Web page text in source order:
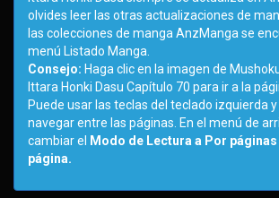
olvides leer las otras actualizaciones de
las colecciones de manga AnzManga se
menú Listado Manga.
Consejo: Haga clic en la imagen de
Ittara Honki Dasu Capítulo 70 para ir a la
Puede usar las teclas del teclado izquierda
navegar entre las páginas. En el menú de
cambiar el
Modo de Lectura a Por
página.